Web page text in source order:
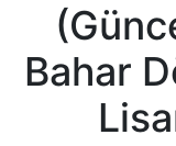
Bahar